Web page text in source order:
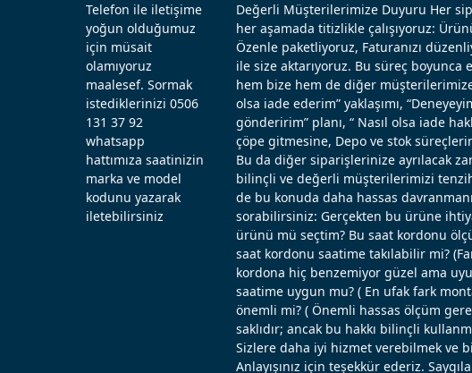
Telefon ile iletişime
yoğun olduğumuz
için müsait
olamıyoruz
maalesef. Sormak
istediklerinizi 0506
131 37 92
whatsapp
hattımıza saatinizin
marka ve model
kodunu yazarak
iletebilirsiniz
Değerli Müşterilerimize Duyuru Her
her aşamada titizlikle çalışıyoruz:
Özenle paketliyoruz, Faturanızı
ile size aktarıyoruz. Bu süreç boyunca
hem bize hem de diğer
olsa iade ederim” yaklaşımı,
gönderirim” planı, “ Nasıl olsa iade
çöpe gitmesine, Depo ve stok
Bu da diğer siparişlerinize ayrılacak
bilinçli ve değerli müşterilerimizi
de bu konuda daha hassas
sorabilirsiniz: Gerçekten bu ürüne
ürünü mü seçtim? Bu saat kordonu
saat kordonu saatime takılabilir mi?
kordona hiç benzemiyor güzel ama
saatime uygun mu? ( En ufak fark
önemli mi? ( Önemli hassas ölçüm
saklıdır; ancak bu hakkı bilinçli
Sizlere daha iyi hizmet verebilmek ve
Anlayışınız için teşekkür ederiz.